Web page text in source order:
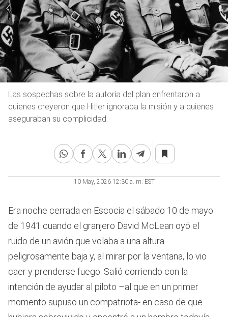
Las sospechas sobre la autoría del plan enfrentaron a
quienes creyeron que Hitler ignoraba la misión y a quienes
aseguraban su complicidad.
10 May, 2026 12:30 a. m. EST
Era noche cerrada en Escocia el sábado 10 de mayo
de 1941 cuando el granjero David McLean oyó el
ruido de un avión que volaba a una altura
peligrosamente baja y, al mirar por la ventana, lo vio
caer y prenderse fuego. Salió corriendo con la
intención de ayudar al piloto –al que en un primer
momento supuso un compatriota- en caso de que